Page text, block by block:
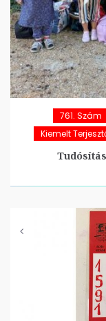
761. Szám
Kiemelt